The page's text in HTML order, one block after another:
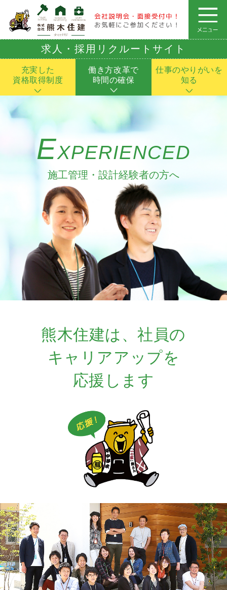
求人・採用リクルートサイト
EXPERIENCED
施工管理・設計経験者の方へ
充実した
資格取得制度
働き方改革で
時間の確保
仕事のやりがいを
知る
熊木住建は、社員の
キャリアアップを
応援します